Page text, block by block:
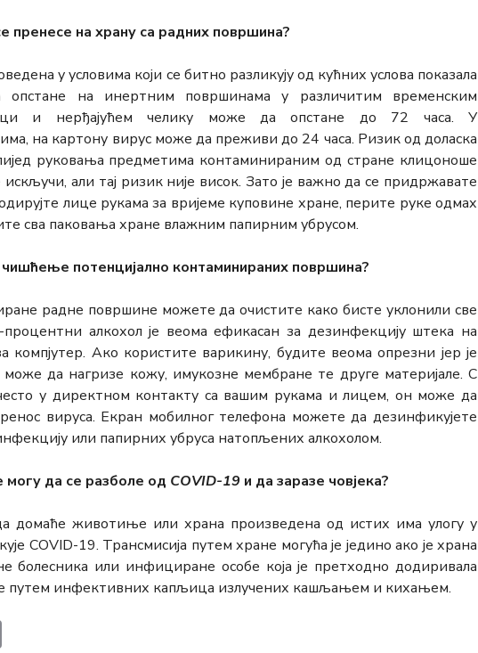
пренесе на храну са радних површина?
у условима који се битно разликују од кућних услова показала
на инертним површинама у различитим временским
и нерђајућем челику може да опстане до 72 часа. У
на картону вирус може да преживи до 24 часа. Ризик од доласка
руковања предметима контаминираним од стране клицоноше
али тај ризик није висок. Зато је важно да се придржавате
лице рукама за вријеме куповине хране, перите руке одмах
сва паковања хране влажним папирним убрусом.
чишћење потенцијално контаминираних површина?
радне површине можете да очистите како бисте уклонили све
алкохол је веома ефикасан за дезинфекцију штека на
компјутер. Ако користите варикину, будите веома опрезни јер је
да нагризе кожу, имукозне мембране те друге материјале. С
у директном контакту са вашим рукама и лицем, он може да
вируса. Екран мобилног телефона можете да дезинфикујете
или папирних убруса натопљених алкохолом.
да се разболе од COVID-19 и да заразе човјека?
домаће животиње или храна произведена од истих има улогу у
COVID-19. Трансмисија путем хране могућа је једино ако је храна
болесника или инфициране особе која је претходно додиривала
путем инфективних капљица излучених кашљањем и кихањем.